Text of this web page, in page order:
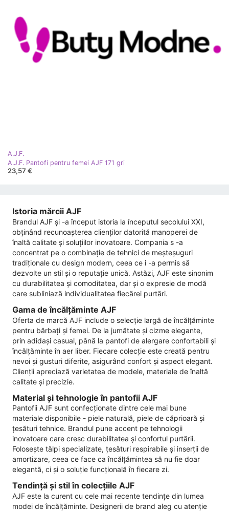
A.J.F.
A.J.F. Pantofi pentru femei AJF 171 gri
23,57 €
Istoria mărcii AJF
Brandul AJF și -a început istoria la începutul secolului XXI,
obținând recunoașterea clienților datorită manoperei de
înaltă calitate și soluțiilor inovatoare. Compania s -a
concentrat pe o combinație de tehnici de meșteșuguri
tradiționale cu design modern, ceea ce i -a permis să
dezvolte un stil și o reputație unică. Astăzi, AJF este sinonim
cu durabilitatea și comoditatea, dar și o expresie de modă
care subliniază individualitatea fiecărei purtări.
Gama de încălțăminte AJF
Oferta de marcă AJF include o selecție largă de încălțăminte
pentru bărbați și femei. De la jumătate și cizme elegante,
prin adidași casual, până la pantofi de alergare confortabili și
încălțăminte în aer liber. Fiecare colecție este creată pentru
nevoi și gusturi diferite, asigurând confort și aspect elegant.
Clienții apreciază varietatea de modele, materiale de înaltă
calitate și precizie.
Material și tehnologie în pantofii AJF
Pantofii AJF sunt confecționate dintre cele mai bune
materiale disponibile - piele naturală, piele de căprioară și
țesături tehnice. Brandul pune accent pe tehnologii
inovatoare care cresc durabilitatea și confortul purtării.
Folosește tălpi specializate, țesături respirabile și inserții de
amortizare, ceea ce face ca încălțămintea să nu fie doar
elegantă, ci și o soluție funcțională în fiecare zi.
Tendință și stil în colecțiile AJF
AJF este la curent cu cele mai recente tendințe din lumea
modei de încălțăminte. Designerii de brand aleg cu atenție